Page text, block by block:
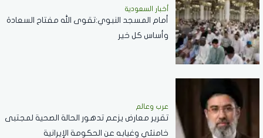
أخبار السعودية
أمام المسجد النبوي:تقوى الله مفتاح السعادة
وأساس كل خير
عرب وعالم
تقرير معارض يزعم تدهور الحالة الصحية لمجتبى
خامنئي وغيابه عن الحكومة الإيرانية